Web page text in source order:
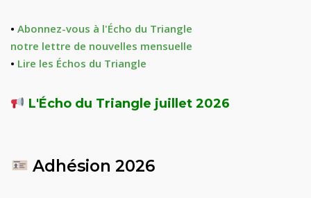
• Abonnez-vous à l'Écho du Triangle
notre lettre de nouvelles mensuelle
• Lire les Échos du Triangle
L'Écho du Triangle juillet 2026
Adhésion 2026